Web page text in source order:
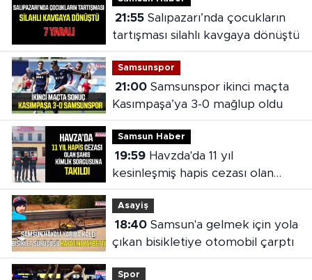
21:55Salıpazarı’nda çocukların
tartışması silahlı kavgaya dönüştü
Samsunspor
21:00Samsunspor ikinci maçta
Kasımpaşa’ya 3-0 mağlup oldu
Samsun Haber
19:59Havzda'da 11 yıl
kesinleşmiş hapis cezası olan
şahıs yakalandı
Asayiş
18:40Samsun'a gelmek için yola
çıkan bisikletiye otomobil çarptı
Spor